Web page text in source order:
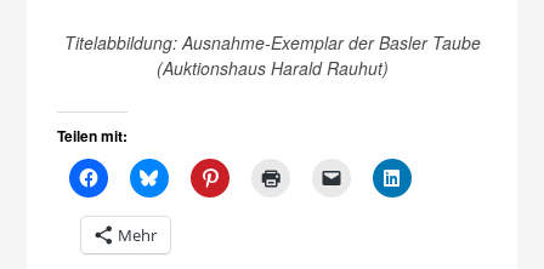
Titelabbildung: Ausnahme-Exemplar der Basler Taube
(Auktionshaus Harald Rauhut)
Teilen mit:
Mehr